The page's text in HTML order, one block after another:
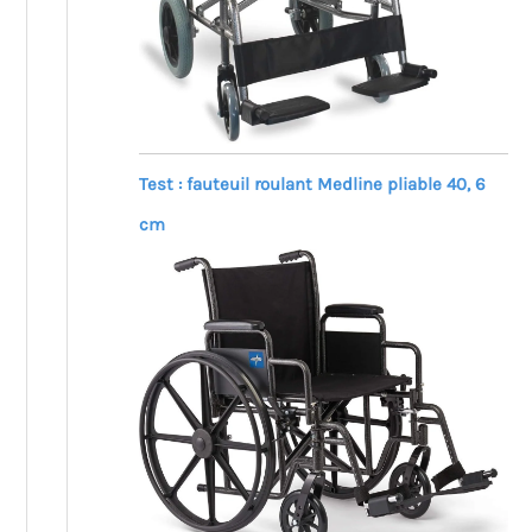
Test : fauteuil roulant Medline pliable 40, 6
cm